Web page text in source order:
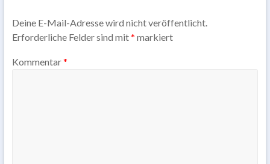
Deine E-Mail-Adresse wird nicht veröffentlicht.
Erforderliche Felder sind mit* markiert
Kommentar*